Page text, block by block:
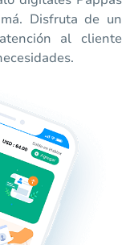
Disfruta de un
al cliente